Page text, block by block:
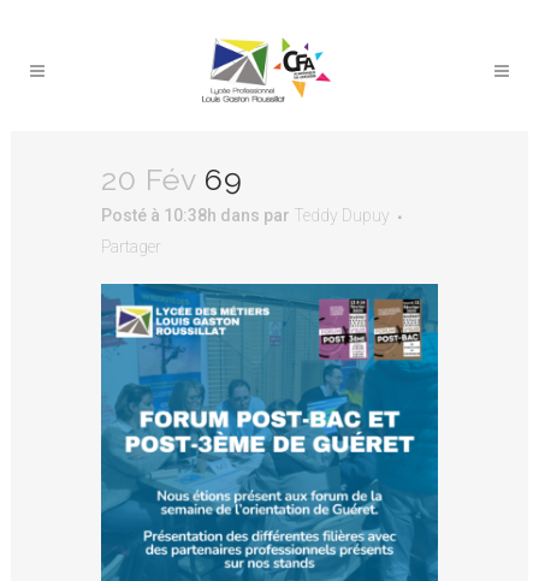
20 Fév 69
Posté à 10:38h dans par Teddy Dupuy
Partager